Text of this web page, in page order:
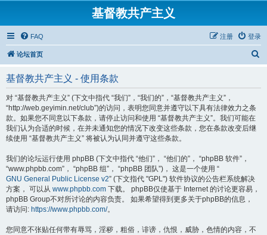
基督教共产主义
FAQ 登录
注册
论坛首页
基督教共产主义 - 使用条款
对 “基督教共产主义” (下文中指代 “我们”，“我们的”，“基督教共产主义”，
“http://web.geyimin.net/club”)的访问，表明您同意并遵守以下具有法律效力之条
款。如果您不同意以下条款，请停止访问和使用 “基督教共产主义”。我们可能在
我们认为合适的时候，在并未通知您的情况下改变这些条款，您在条款改变后继
续使用 “基督教共产主义” 将被认为认同并遵守这些条款。
我们的论坛运行使用 phpBB (下文中指代 “他们”， “他们的”， “phpBB 软件”，
“www.phpbb.com”， “phpBB 组”， “phpBB 团队”)， 这是一个使用 “
GNU General Public License v2” (下文指代 "GPL") 软件协议的公告栏系统解决
方案， 可以从 www.phpbb.com 下载。 phpBB仅使基于 Internet 的讨论更容易，
phpBB Group不对所讨论的内容负责。 如果希望得到更多关于phpBB的信息，
请访问: https://www.phpbb.com/。
您同意不张贴任何带有辱骂，淫秽，粗俗，诽谤，仇恨，威胁，色情的内容，不